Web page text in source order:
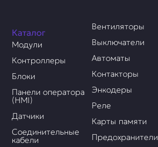
Каталог
Модули
Контроллеры
Блоки
Панели оператора
(HMI)
Датчики
Соединительные
кабели
Вентиляторы
Выключатели
Автоматы
Контакторы
Энкодеры
Реле
Карты памяти
Предохранители